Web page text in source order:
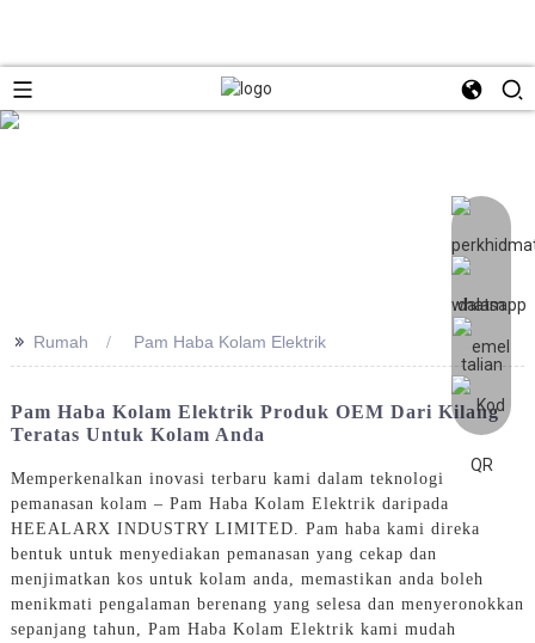
>> Rumah Pam Haba Kolam Elektrik
Pam Haba Kolam Elektrik Produk OEM Dari Kilang
Teratas Untuk Kolam Anda
Memperkenalkan inovasi terbaru kami dalam teknologi
pemanasan kolam – Pam Haba Kolam Elektrik daripada
HEEALARX INDUSTRY LIMITED. Pam haba kami direka
bentuk untuk menyediakan pemanasan yang cekap dan
menjimatkan kos untuk kolam anda, memastikan anda boleh
menikmati pengalaman berenang yang selesa dan menyeronokkan
sepanjang tahun, Pam Haba Kolam Elektrik kami mudah